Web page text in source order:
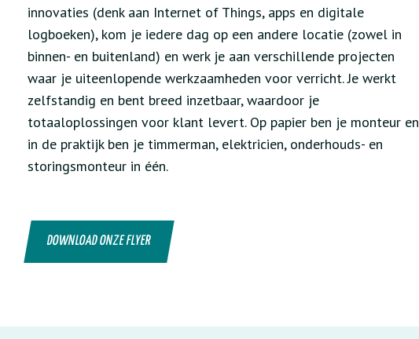
innovaties (denk aan Internet of Things, apps en digitale
logboeken), kom je iedere dag op een andere locatie (zowel in
binnen- en buitenland) en werk je aan verschillende projecten
waar je uiteenlopende werkzaamheden voor verricht. Je werkt
zelfstandig en bent breed inzetbaar, waardoor je
totaaloplossingen voor klant levert. Op papier ben je monteur en
in de praktijk ben je timmerman, elektricien, onderhouds- en
storingsmonteur in één.
DOWNLOAD ONZE FLYER